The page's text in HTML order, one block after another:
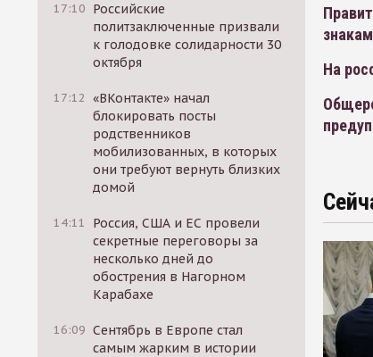
17:10 Российские
политзаключенные призвали
к голодовке солидарности 30
октября
17:12 «ВКонтакте» начал
блокировать посты
родственников
мобилизованных, в которых
они требуют вернуть близких
домой
14:11
Россия, США и ЕС провели
секретные переговоры за
несколько дней до
обострения в Нагорном
Карабахе
16:09 Сентябрь в Европе стал
самым жарким в истории
На